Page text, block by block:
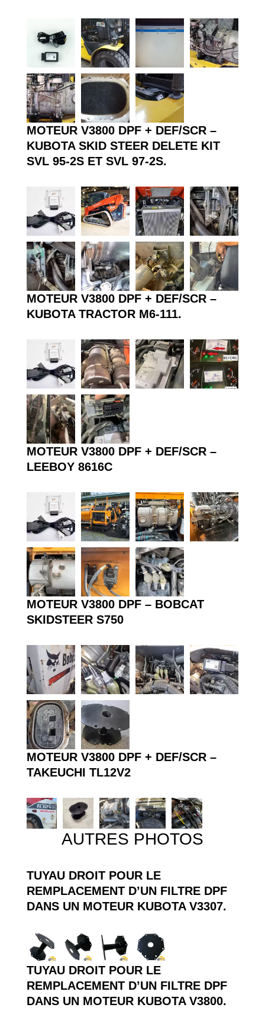
MOTEUR V3800 DPF + DEF/SCR –
KUBOTA SKID STEER DELETE KIT
SVL 95-2S ET SVL 97-2S.
MOTEUR V3800 DPF + DEF/SCR –
KUBOTA TRACTOR M6-111.
MOTEUR V3800 DPF + DEF/SCR –
LEEBOY 8616C
MOTEUR V3800 DPF – BOBCAT
SKIDSTEER S750
MOTEUR V3800 DPF + DEF/SCR –
TAKEUCHI TL12V2
AUTRES PHOTOS
TUYAU DROIT POUR LE
REMPLACEMENT D’UN FILTRE DPF
DANS UN MOTEUR KUBOTA V3307.
TUYAU DROIT POUR LE
REMPLACEMENT D’UN FILTRE DPF
DANS UN MOTEUR KUBOTA V3800.